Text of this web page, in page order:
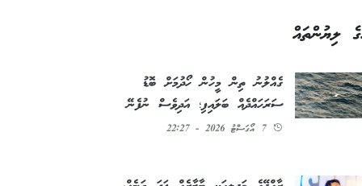
ލިޔުންތައް
ގެއްލުނު ތިން މީހުން ހޯދުމަށް ބޮޑު
ސަރަހައްދެއް ބަލައިފި؛ އަދިވެސް ނުފެނޭ
7 އޯގަސްޓު 2026 - 22:27